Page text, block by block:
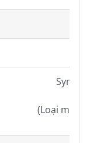
(Loại mã